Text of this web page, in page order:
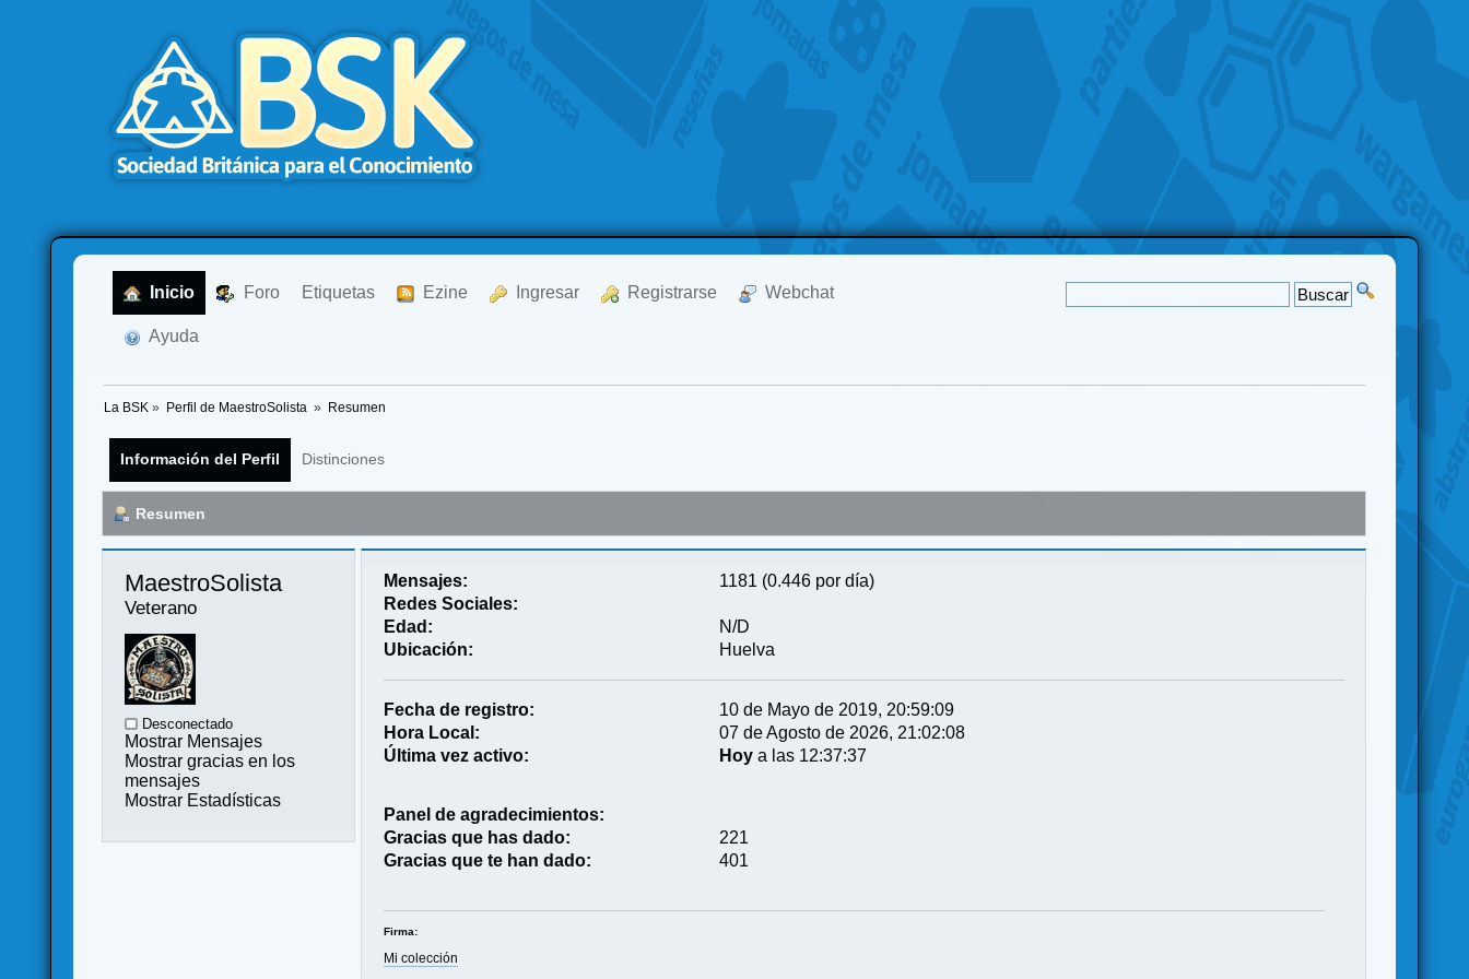
Inicio Foro Etiquetas Ezine Ingresar Registrarse Webchat
Ayuda
La BSK » Perfil de MaestroSolista » Resumen
Información del Perfil Distinciones
Resumen
MaestroSolista
Veterano
Desconectado
Mostrar Mensajes
Mostrar gracias en los
mensajes
Mostrar Estadísticas
Mensajes:
1181 (0.446 por día)
Redes Sociales:
Edad:
N/D
Ubicación:
Huelva
Fecha de registro:
10 de Mayo de 2019, 20:59:09
Hora Local:
07 de Agosto de 2026, 21:02:08
Última vez activo:
Hoy a las 12:37:37
Panel de agradecimientos:
Gracias que has dado:
221
Gracias que te han dado:
401
Firma:
Mi colección